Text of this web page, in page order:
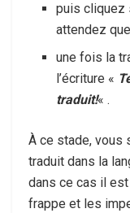
puis cliquez
attendez
une fois la
l’écriture «
traduit!« .
À ce stade, vous
traduit dans la
dans ce cas il
frappe et les